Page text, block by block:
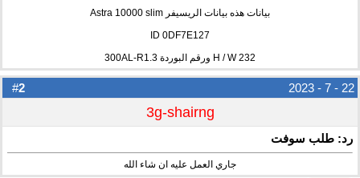
بيانات هذه بيانات الريسيفر Astra 10000 slim
ID 0DF7E127
H / W 232 ورقم البوردة 300AL-R1.3
2 22 - 7 - 2023
3g-shairng
رد: طلب سوفت
جاري العمل عليه ان شاء الله